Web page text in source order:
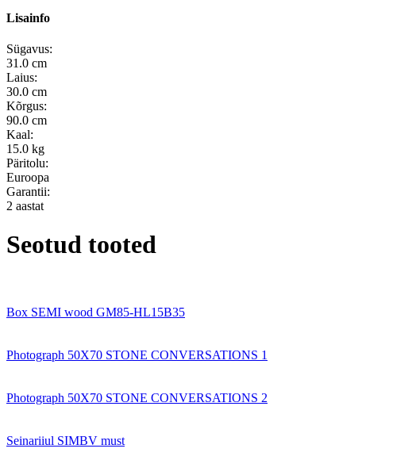
Lisainfo
Sügavus:
31.0 cm
Laius:
30.0 cm
Kõrgus:
90.0 cm
Kaal:
15.0 kg
Päritolu:
Euroopa
Garantii:
2 aastat
Seotud tooted
Box SEMI wood GM85-HL15B35
Photograph 50X70 STONE CONVERSATIONS 1
Photograph 50X70 STONE CONVERSATIONS 2
Seinariiul SIMBV must